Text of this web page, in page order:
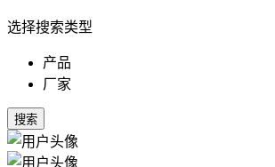
选择搜索类型
产品
厂家
搜索